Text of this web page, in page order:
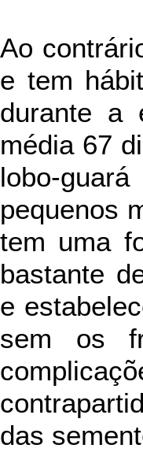
Ao
e tem
durante a
média 67
lobo-
pequenos
tem uma
bastante
e
sem os
das